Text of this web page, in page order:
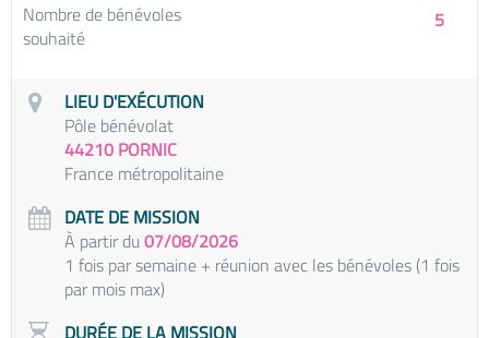
5
Nombre de bénévoles
souhaité
LIEU D'EXÉCUTION
Pôle bénévolat
44210 PORNIC
France métropolitaine
DATE DE MISSION
À partir du07/08/2026
1 fois par semaine + réunion avec les bénévoles (1 fois
par mois max)
DURÉE DE LA MISSION